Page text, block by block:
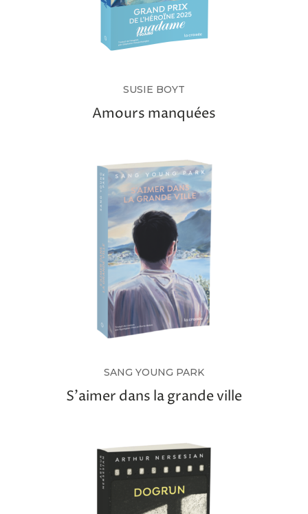
SUSIE BOYT
Amours manquées
SANG YOUNG PARK
S’aimer dans la grande ville